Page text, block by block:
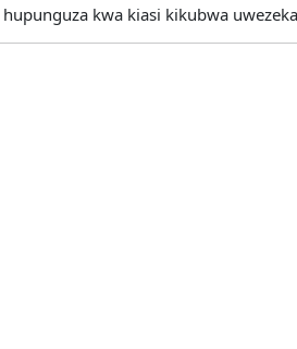
kwa kiasi kikubwa